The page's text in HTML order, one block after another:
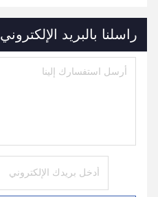
راسلنا بالبريد الإلكتروني